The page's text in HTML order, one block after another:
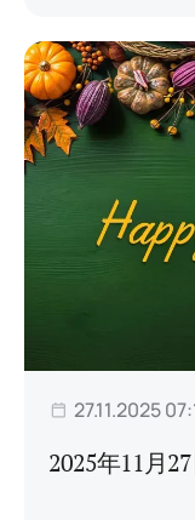
27.11.2025
2025年11月